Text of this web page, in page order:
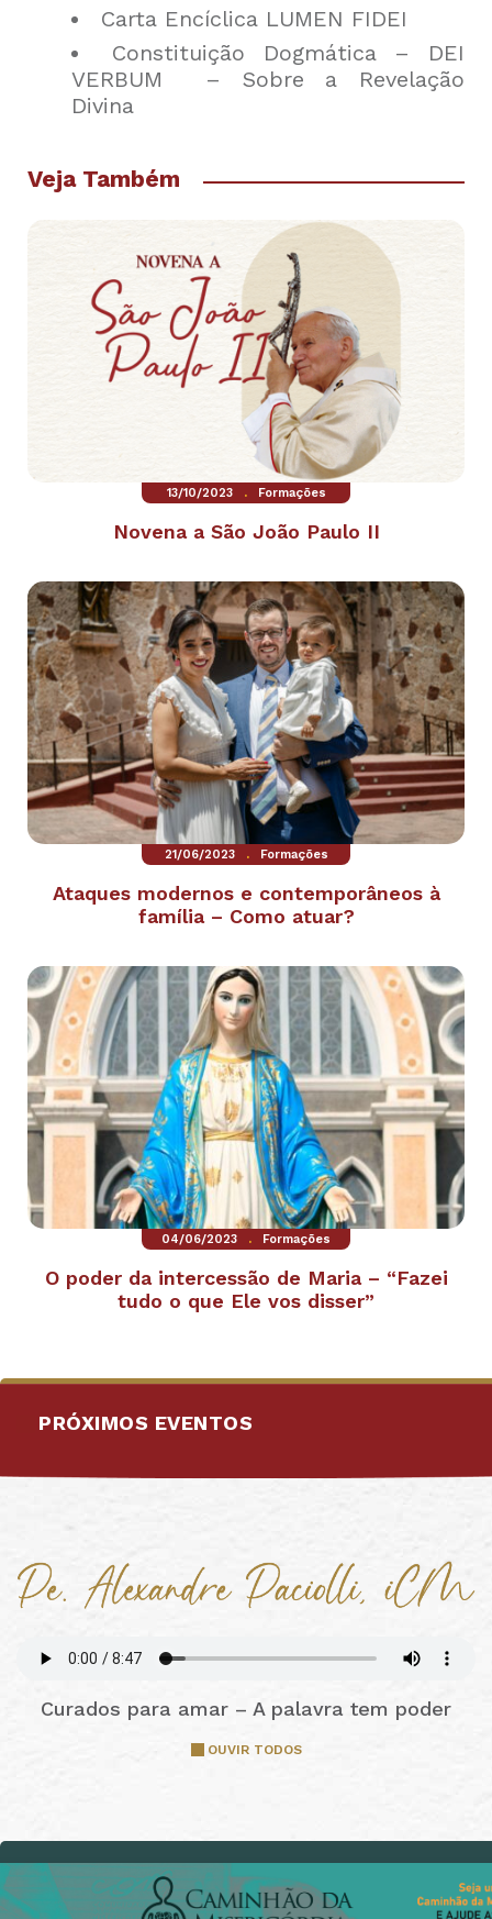
Carta Encíclica LUMEN FIDEI
Constituição Dogmática – DEI
VERBUM – Sobre a Revelação
Divina
Veja Também
13/10/2023 . Formações
Novena a São João Paulo II
21/06/2023 . Formações
Ataques modernos e contemporâneos à
família – Como atuar?
04/06/2023 . Formações
O poder da intercessão de Maria – “Fazei
tudo o que Ele vos disser”
PRÓXIMOS EVENTOS
Curados para amar – A palavra tem poder
OUVIR TODOS